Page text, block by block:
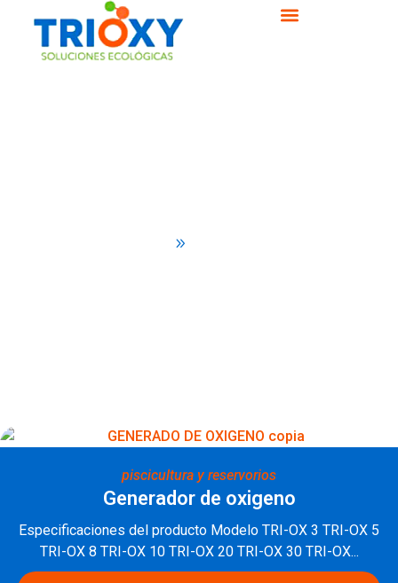
piscicultura y reservorios
Generador de oxigeno
Especificaciones del producto Modelo TRI-OX 3 TRI-OX 5
TRI-OX 8 TRI-OX 10 TRI-OX 20 TRI-OX 30 TRI-OX...